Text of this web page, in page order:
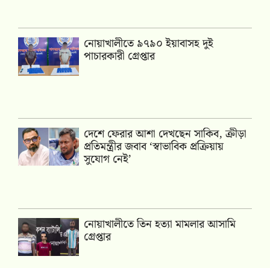
নোয়াখালীতে ৯৭৯০ ইয়াবাসহ দুই
পাচারকারী গ্রেপ্তার
দেশে ফেরার আশা দেখছেন সাকিব, ক্রীড়া
প্রতিমন্ত্রীর জবাব ‘স্বাভাবিক প্রক্রিয়ায়
সুযোগ নেই’
নোয়াখালীতে তিন হত্যা মামলার আসামি
গ্রেপ্তার